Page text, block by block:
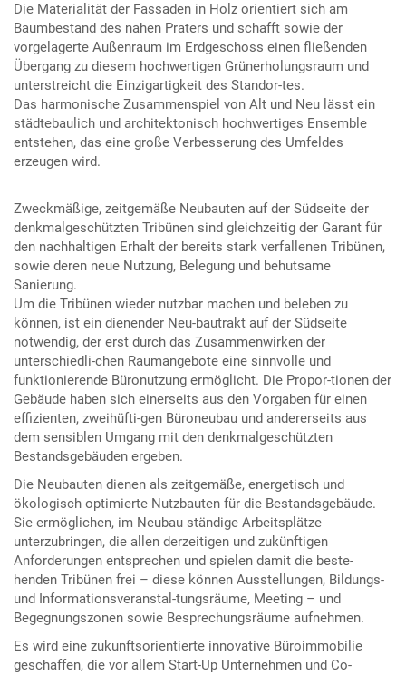
Die Materialität der Fassaden in Holz orientiert sich am
Baumbestand des nahen Praters und schafft sowie der
vorgelagerte Außenraum im Erdgeschoss einen fließenden
Übergang zu diesem hochwertigen Grünerholungsraum und
unterstreicht die Einzigartigkeit des Standor-tes.
Das harmonische Zusammenspiel von Alt und Neu lässt ein
städtebaulich und architektonisch hochwertiges Ensemble
entstehen, das eine große Verbesserung des Umfeldes
erzeugen wird.
Zweckmäßige, zeitgemäße Neubauten auf der Südseite der
denkmalgeschützten Tribünen sind gleichzeitig der Garant für
den nachhaltigen Erhalt der bereits stark verfallenen Tribünen,
sowie deren neue Nutzung, Belegung und behutsame
Sanierung.
Um die Tribünen wieder nutzbar machen und beleben zu
können, ist ein dienender Neu-bautrakt auf der Südseite
notwendig, der erst durch das Zusammenwirken der
unterschiedli-chen Raumangebote eine sinnvolle und
funktionierende Büronutzung ermöglicht. Die Propor-tionen der
Gebäude haben sich einerseits aus den Vorgaben für einen
effizienten, zweihüfti-gen Büroneubau und andererseits aus
dem sensiblen Umgang mit den denkmalgeschützten
Bestandsgebäuden ergeben.
Die Neubauten dienen als zeitgemäße, energetisch und
ökologisch optimierte Nutzbauten für die Bestandsgebäude.
Sie ermöglichen, im Neubau ständige Arbeitsplätze
unterzubringen, die allen derzeitigen und zukünftigen
Anforderungen entsprechen und spielen damit die beste-
henden Tribünen frei – diese können Ausstellungen, Bildungs-
und Informationsveranstal-tungsräume, Meeting – und
Begegnungszonen sowie Besprechungsräume aufnehmen.
Es wird eine zukunftsorientierte innovative Büroimmobilie
geschaffen, die vor allem Start-Up Unternehmen und Co-